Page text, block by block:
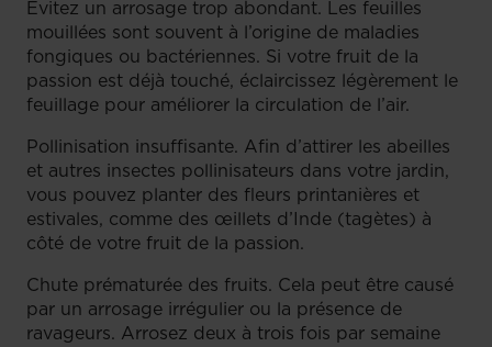
Évitez un arrosage trop abondant. Les feuilles
mouillées sont souvent à l’origine de maladies
fongiques ou bactériennes. Si votre fruit de la
passion est déjà touché, éclaircissez légèrement le
feuillage pour améliorer la circulation de l’air.
Pollinisation insuffisante. Afin d’attirer les abeilles
et autres insectes pollinisateurs dans votre jardin,
vous pouvez planter des fleurs printanières et
estivales, comme des œillets d’Inde (tagètes) à
côté de votre fruit de la passion.
Chute prématurée des fruits. Cela peut être causé
par un arrosage irrégulier ou la présence de
ravageurs. Arrosez deux à trois fois par semaine